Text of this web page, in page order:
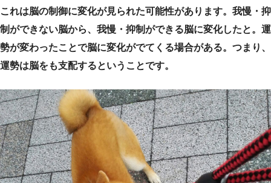
これは脳の制御に変化が見られた可能性があります。我慢・抑
制ができない脳から、我慢・抑制ができる脳に変化したと。運
勢が変わったことで脳に変化がでてくる場合がある。つまり、
運勢は脳をも支配するということです。